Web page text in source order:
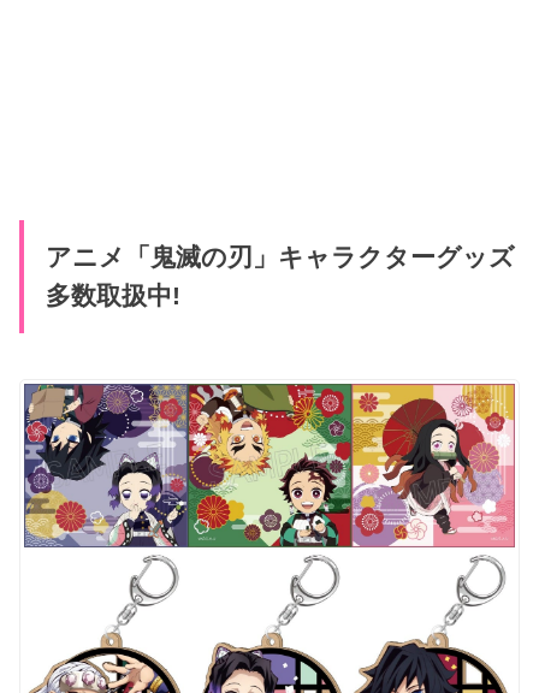
アニメ「鬼滅の刃」キャラクターグッズ
多数取扱中!